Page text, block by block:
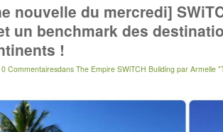
nouvelle du mercredi]
un benchmark des
!
0 Commentairesdans The Empire SWiTCH Building par Armelle